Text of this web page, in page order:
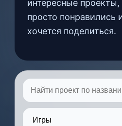
интересные
просто понравились
хочется поделиться.